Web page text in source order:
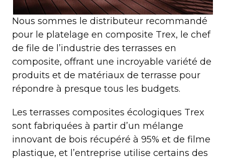
Nous sommes le distributeur recommandé
pour le platelage en composite Trex, le chef
de file de l’industrie des terrasses en
composite, offrant une incroyable variété de
produits et de matériaux de terrasse pour
répondre à presque tous les budgets.
Les terrasses composites écologiques Trex
sont fabriquées à partir d’un mélange
innovant de bois récupéré à 95% et de filme
plastique, et l’entreprise utilise certains des